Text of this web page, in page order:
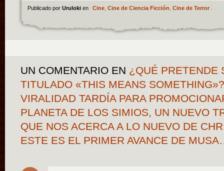
Publicado por Uruloki en Cine, Cine de Ciencia Ficción Cine de Terror.
UN COMENTARIO EN ¿QUÉ PRETENDE
TITULADO «THIS MEANS
VIRALIDAD TARDÍA PARA
PLANETA DE LOS SIMIOS, UN NUEVO
QUE NOS ACERCA A LO NUEVO DE
ESTE ES EL PRIMER AVANCE DE